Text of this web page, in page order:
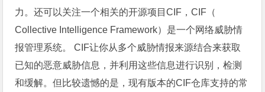
力。还可以关注一个相关的开源项目CIF，CIF（
Collective Intelligence Framework）是一个网络威胁情
报管理系统。 CIF让你从多个威胁情报来源结合来获取
已知的恶意威胁信息，并利用这些信息进行识别，检测
和缓解。但比较遗憾的是，现有版本的CIF仓库支持的常